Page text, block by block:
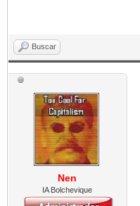
Buscar
Nen
IA Bolchevique